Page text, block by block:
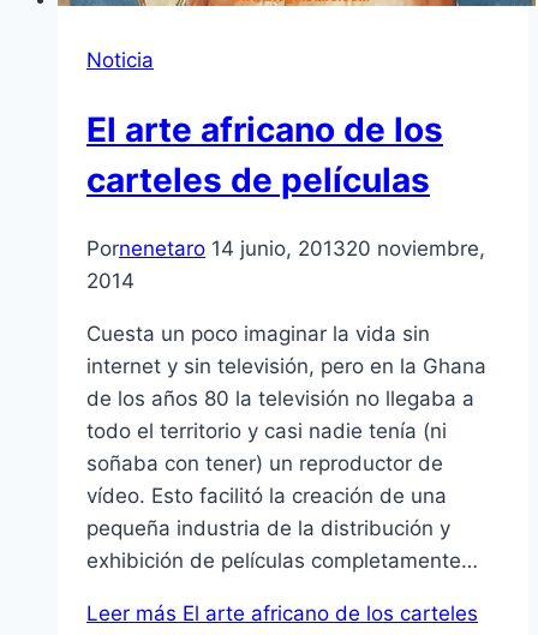
Noticia
El arte africano de los
carteles de películas
Pornenetaro 14 junio, 201320 noviembre,
2014
Cuesta un poco imaginar la vida sin
internet y sin televisión, pero en la Ghana
de los años 80 la televisión no llegaba a
todo el territorio y casi nadie tenía (ni
soñaba con tener) un reproductor de
vídeo. Esto facilitó la creación de una
pequeña industria de la distribución y
exhibición de películas completamente…
Leer más El arte africano de los carteles